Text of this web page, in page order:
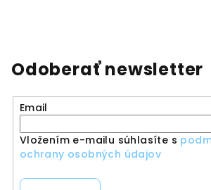
Odoberať newsletter
Email
Vložením e-mailu súhlasíte s
ochrany osobných údajov